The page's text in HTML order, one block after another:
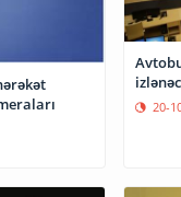
20-